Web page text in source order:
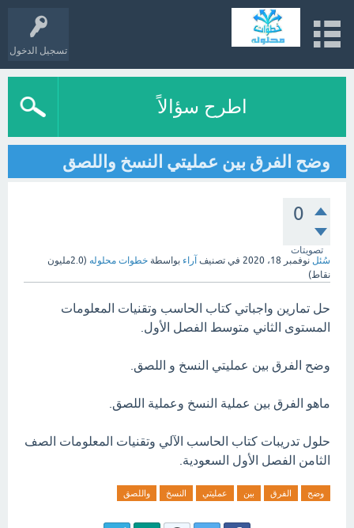
تسجيل الدخول
اطرح سؤالاً
وضح الفرق بين عمليتي النسخ واللصق
0
تصويتات
سُئل نوفمبر 18، 2020 في تصنيف آراء بواسطة خطوات محلوله (2.0مليون
نقاط)
حل تمارين واجباتي كتاب الحاسب وتقنيات المعلومات
المستوى الثاني متوسط الفصل الأول.
وضح الفرق بين عمليتي النسخ و اللصق.
ماهو الفرق بين عملية النسخ وعملية اللصق.
حلول تدريبات كتاب الحاسب الآلي وتقنيات المعلومات الصف
الثامن الفصل الأول السعودية.
وضح الفرق بين عمليتي النسخ واللصق